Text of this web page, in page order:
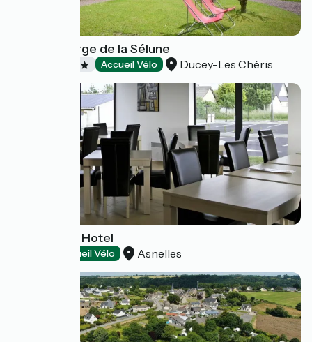
Hôtel Auberge de la Sélune
Accueil Vélo Ducey-Les Chéris
Gold Beach Hotel
Accueil Vélo Asnelles